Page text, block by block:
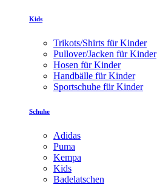
Kids
Trikots/Shirts für Kinder
Pullover/Jacken für Kinder
Hosen für Kinder
Handbälle für Kinder
Sportschuhe für Kinder
Schuhe
Adidas
Puma
Kempa
Kids
Badelatschen